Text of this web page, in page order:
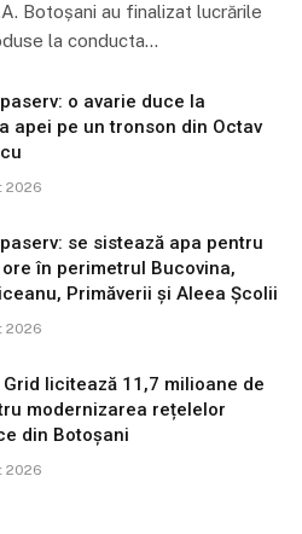
Botoșani au finalizat lucrările
la conducta…
o avarie duce la
apei pe un tronson din Octav
2026
se sistează apa pentru
în perimetrul Bucovina,
Primăverii și Aleea Școlii
2026
Grid licitează 11,7 milioane de
modernizarea rețelelor
din Botoșani
2026